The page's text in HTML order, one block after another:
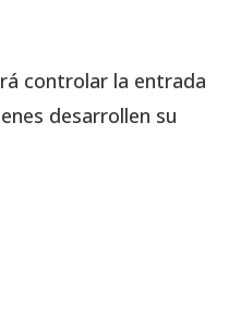
controlar la entrada
desarrollen su